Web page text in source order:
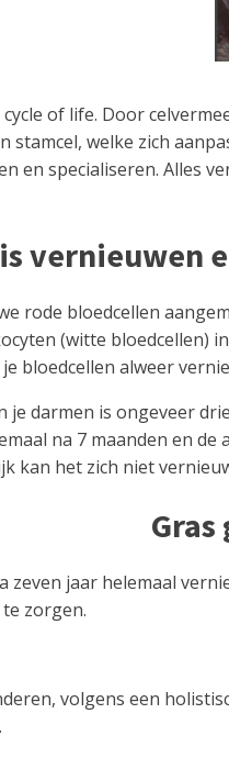
of life. Door
stamcel, welke zich
en specialiseren. Alles
vernieuwen
rode bloedcellen
(witte bloedcellen)
bloedcellen alweer
je darmen is ongeveer
na 7 maanden en
kan het zich niet
zeven jaar helemaal
zorgen.
volgens een